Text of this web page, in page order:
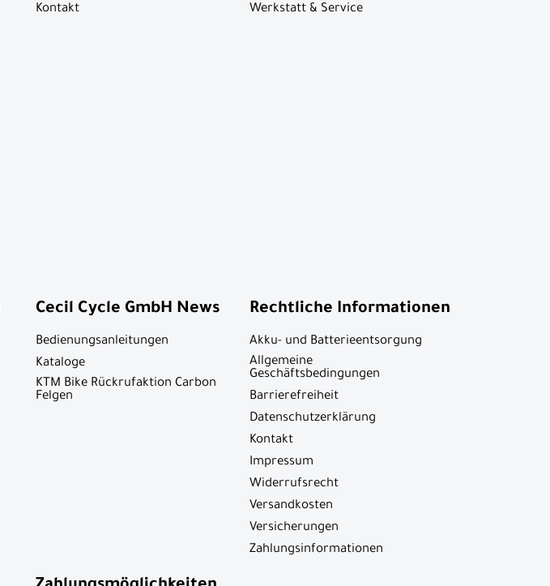
Kontakt
Werkstatt & Service
Cecil Cycle GmbH News
Bedienungsanleitungen
Kataloge
KTM Bike Rückrufaktion Carbon
Felgen
Rechtliche Informationen
Akku- und Batterieentsorgung
Allgemeine
Geschäftsbedingungen
Barrierefreiheit
Datenschutzerklärung
Kontakt
Impressum
Widerrufsrecht
Versandkosten
Versicherungen
Zahlungsinformationen